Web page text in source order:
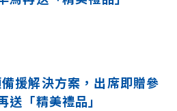
援解決方案，出席即贈參
「精美禮品」